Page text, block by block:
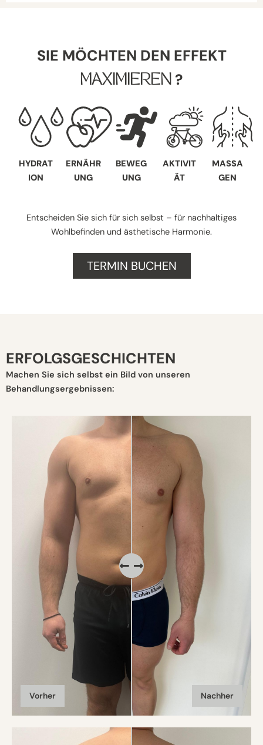
SIE MÖCHTEN DEN EFFEKT
MAXIMIEREN ?
HYDRAT
ION
ERNÄHR
UNG
BEWEG
UNG
AKTIVIT
ÄT
MASSA
GEN
Entscheiden Sie sich für sich selbst – für nachhaltiges
Wohlbefinden und ästhetische Harmonie.
TERMIN BUCHEN
ERFOLGSGESCHICHTEN
Machen Sie sich selbst ein Bild von unseren
Behandlungsergebnissen:
Vorher Nachher